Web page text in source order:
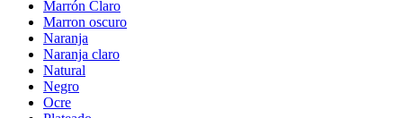
Marrón Claro
Marron oscuro
Naranja
Naranja claro
Natural
Negro
Ocre